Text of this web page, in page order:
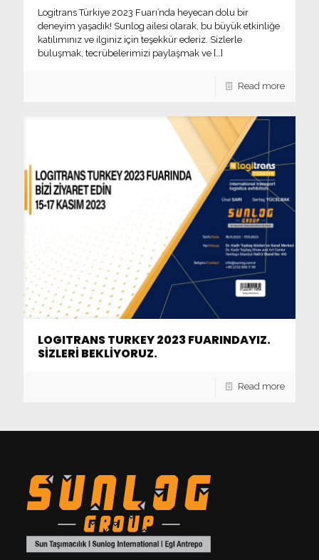
Logitrans Türkiye 2023 Fuarı’nda heyecan dolu bir
deneyim yaşadık! Sunlog ailesi olarak, bu büyük etkinliğe
katılımınız ve ilginiz için teşekkür ederiz. Sizlerle
buluşmak, tecrübelerimizi paylaşmak ve […]
Read more
LOGITRANS TURKEY 2023 FUARINDAYIZ.
SİZLERİ BEKLİYORUZ.
Read more